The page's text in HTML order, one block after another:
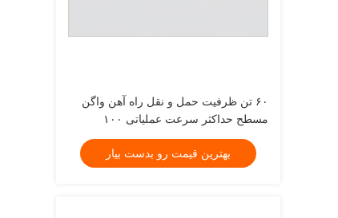
۶۰ تن ظرفیت حمل و نقل راه آهن واگن
مسطح حداکثر سرعت عملیاتی ۱۰۰
کیلومتر در ساعت عرض ۳ متر راه حل
حمل و نقل سنگین راه آهن
بهترین قیمت رو بدست بیار